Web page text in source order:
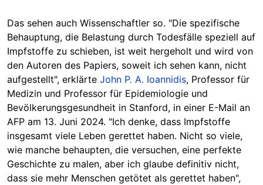
Das sehen auch Wissenschaftler so. "Die spezifische
Behauptung, die Belastung durch Todesfälle speziell auf
Impfstoffe zu schieben, ist weit hergeholt und wird von
den Autoren des Papiers, soweit ich sehen kann, nicht
aufgestellt", erklärte John P. A. Ioannidis, Professor für
Medizin und Professor für Epidemiologie und
Bevölkerungsgesundheit in Stanford, in einer E-Mail an
AFP am 13. Juni 2024. "Ich denke, dass Impfstoffe
insgesamt viele Leben gerettet haben. Nicht so viele,
wie manche behaupten, die versuchen, eine perfekte
Geschichte zu malen, aber ich glaube definitiv nicht,
dass sie mehr Menschen getötet als gerettet haben",